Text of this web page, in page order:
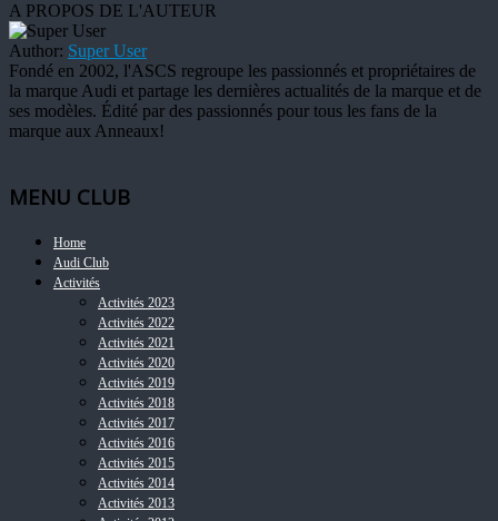
A PROPOS DE L'AUTEUR
Author: Super User
Fondé en 2002, l'ASCS regroupe les passionnés et propriétaires de
la marque Audi et partage les dernières actualités de la marque et de
ses modèles. Édité par des passionnés pour tous les fans de la
marque aux Anneaux!
MENU CLUB
Home
Audi Club
Activités
Activités 2023
Activités 2022
Activités 2021
Activités 2020
Activités 2019
Activités 2018
Activités 2017
Activités 2016
Activités 2015
Activités 2014
Activités 2013